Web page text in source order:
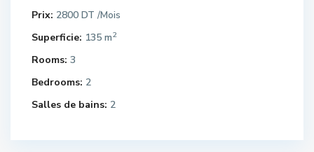
Prix: 2800 DT /Mois
Superficie: 135 m2
Rooms: 3
Bedrooms: 2
Salles de bains: 2